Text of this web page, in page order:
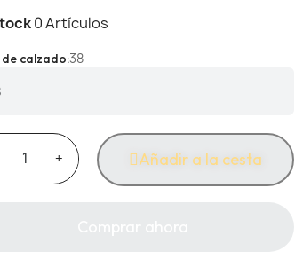
0 Artículos
de calzado 38
Añadir a la cesta